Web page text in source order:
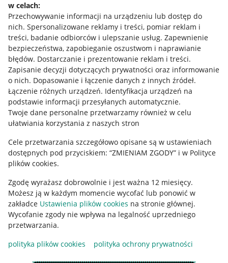
w celach:
Przechowywanie informacji na urządzeniu lub dostęp do
nich. Spersonalizowane reklamy i treści, pomiar reklam i
treści, badanie odbiorców i ulepszanie usług. Zapewnienie
bezpieczeństwa, zapobieganie oszustwom i naprawianie
błędów. Dostarczanie i prezentowanie reklam i treści.
Zapisanie decyzji dotyczących prywatności oraz informowanie
o nich. Dopasowanie i łączenie danych z innych źródeł.
Łączenie różnych urządzeń. Identyfikacja urządzeń na
podstawie informacji przesyłanych automatycznie.
Twoje dane personalne przetwarzamy również w celu
ułatwiania korzystania z naszych stron
Cele przetwarzania szczegółowo opisane są w ustawieniach
dostępnych pod przyciskiem: “ZMIENIAM ZGODY” i w Polityce
plików cookies.
Zgodę wyrażasz dobrowolnie i jest ważna 12 miesięcy.
Możesz ją w każdym momencie wycofać lub ponowić w
zakładce Ustawienia plików cookies na stronie głównej.
Wycofanie zgody nie wpływa na legalność uprzedniego
przetwarzania.
polityka plików cookies
polityka ochrony prywatności
Allegro Gadane dla sprzedających
Allegro Gadane dla kupujących
Mapa miejscowości
Informacje prawne
Regulamin
Polityka plików "cookies"
Ustawienia plików "cookies"
Udostępnianie lokalizacji
Informacje dla Aktu o Usługach Cyfrowych
Pobierz aplikację